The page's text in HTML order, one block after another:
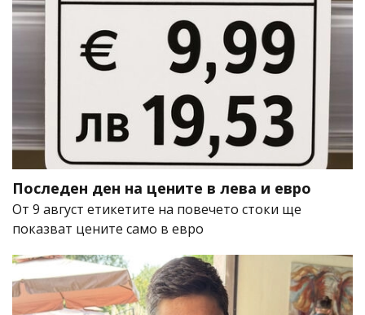
Последен ден на цените в лева и евро
От 9 август етикетите на повечето стоки ще
показват цените само в евро